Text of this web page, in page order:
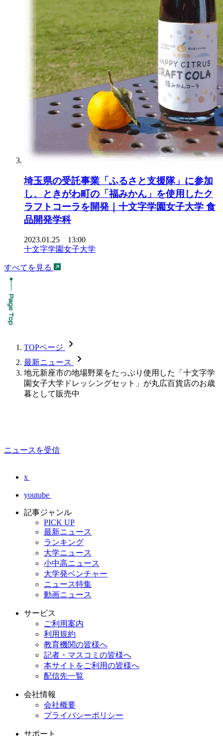
埼玉県の受託事業「ふるさと支援隊」に参加
し、ときがわ町の「福みかん」を使用したク
ラフトコーラを開発｜十文字学園女子大学 食
品開発学科
2023.01.25 13:00
十文字学園女子大学
すべてを見る
TOPページ chevron_forward
最新ニュース chevron_forward
地元新座市の地場野菜をたっぷり使用した「十文字学
園女子大学ドレッシングセット」が丸広百貨店のお歳
暮として販売中
ニュースを受信
x
youtube
記事ジャンル
PICK UP
最新ニュース
ランキング
大学ニュース
小中高ニュース
大学発ベンチャー
ニュース特集
動画ニュース
サービス
ご利用案内
利用規約
教育機関の皆様へ
記者・マスコミの皆様へ
本サイトをご利用の皆様へ
配信先一覧
会社情報
会社概要
プライバシーポリシー
サポート